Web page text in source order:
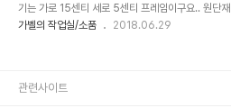
기는 가로 15센티 세로 5센티 프레임이구요.. 원단재
임이 들어가는 가로 길이는 25.5 세로는 31센티(윗
가벨의 작업실/소품 2018.06.29
관련사이트